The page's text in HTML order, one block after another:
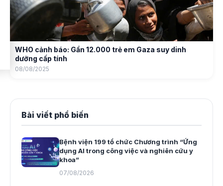
WHO cảnh báo: Gần 12.000 trẻ em Gaza suy dinh
dưỡng cấp tính
08/08/2025
Bài viết phổ biến
Bệnh viện 199 tổ chức Chương trình “Ứng
dụng AI trong công việc và nghiên cứu y
khoa”
07/08/2026